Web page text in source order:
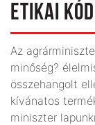
ETIKAI
Az
minőség?
összehangolt
kívánatos
miniszter